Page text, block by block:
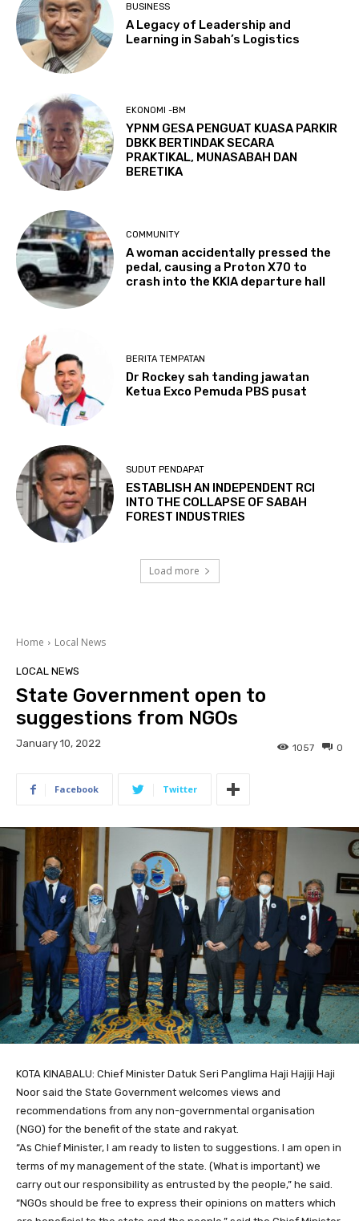
BUSINESS
A Legacy of Leadership and
Learning in Sabah’s Logistics
EKONOMI -BM
YPNM GESA PENGUAT KUASA PARKIR
DBKK BERTINDAK SECARA
PRAKTIKAL, MUNASABAH DAN
BERETIKA
COMMUNITY
A woman accidentally pressed the
pedal, causing a Proton X70 to
crash into the KKIA departure hall
BERITA TEMPATAN
Dr Rockey sah tanding jawatan
Ketua Exco Pemuda PBS pusat
SUDUT PENDAPAT
ESTABLISH AN INDEPENDENT RCI
INTO THE COLLAPSE OF SABAH
FOREST INDUSTRIES
Load more